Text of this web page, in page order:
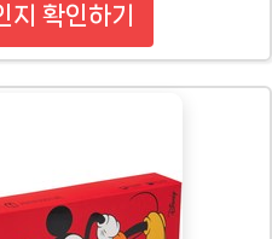
지 확인하기